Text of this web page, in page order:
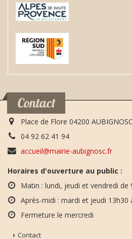
Contact
Place de Flore 04200 AUBIGNOSC
04 92 62 41 94
accueil@mairie-aubignosc.fr
Horaires d'ouverture au public :
Matin : lundi, jeudi et vendredi de
Après-midi : mardi et jeudi 13h30
Fermeture le mercredi
Contact